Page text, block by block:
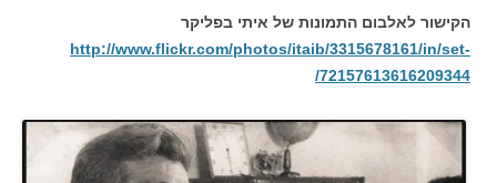
הקישור לאלבום התמונות של איתי בפליקר
http://www.flickr.com/photos/itaib/3315678161/in/set-
72157613616209344/